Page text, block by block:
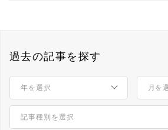
過去の記事を探す